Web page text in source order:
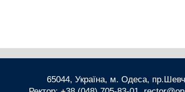
65044, Україна, м. Одеса,